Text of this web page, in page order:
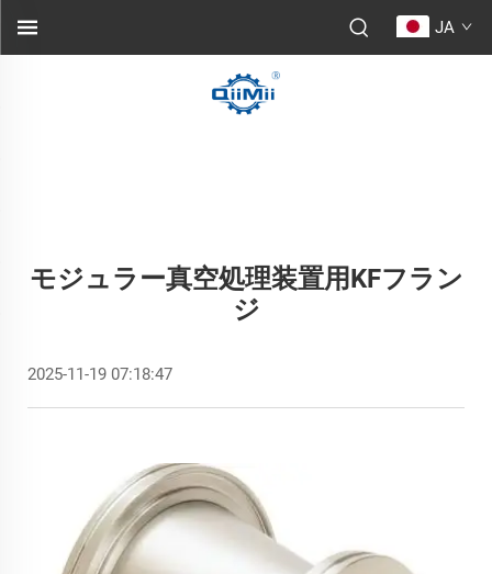
JA
モジュラー真空処理装置用KFフラン
ジ
2025-11-19 07:18:47